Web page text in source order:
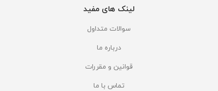
لینک های مفید
سوالات متداول
درباره ما
قوانین و مقررات
تماس با ما